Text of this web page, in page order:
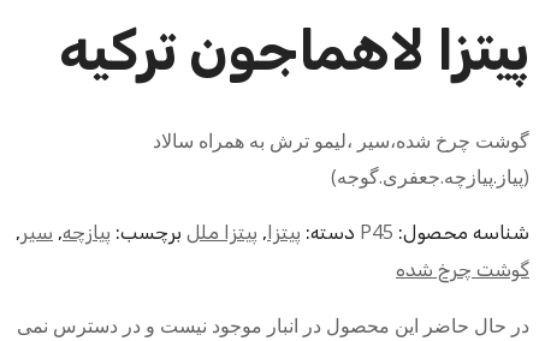
پیتزا لاهماجون ترکیه
گوشت چرخ شده،سیر ،لیمو ترش به همراه سالاد
(پیاز.پیازچه.جعفری.گوجه)
شناسه محصول: P45 دسته: پیتزا, پیتزا ملل برچسب: پیازچه, سیر ,
گوشت چرخ شده
در حال حاضر این محصول در انبار موجود نیست و در دسترس نمی